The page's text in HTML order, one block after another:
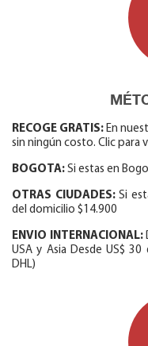
RECOGE GRATIS: En
sin ningún costo. Clic para
BOGOTA: Si estas en
OTRAS CIUDADES:Si
del domicilio $14.900
ENVIO INTERNACIONAL:
USA y Asia Desde US$
DHL)